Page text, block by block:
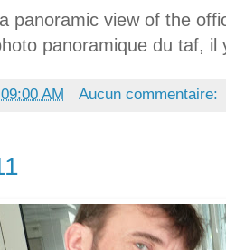
panoramic view of the
panoramique du taf,
AM Aucun commentaire: